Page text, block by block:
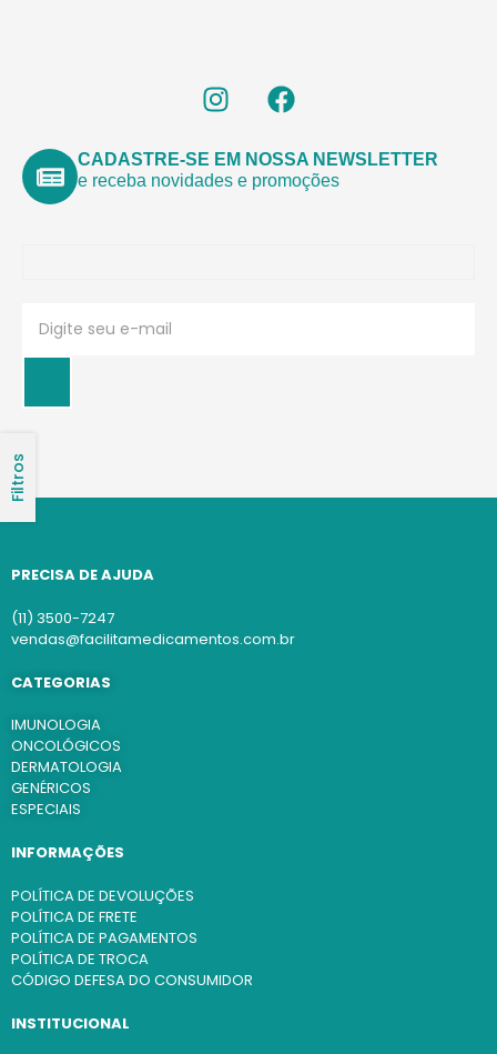
Filtros
CADASTRE-SE EM NOSSA NEWSLETTER
e receba novidades e promoções
PRECISA DE AJUDA
(11) 3500-7247
vendas@facilitamedicamentos.com.br
CATEGORIAS
IMUNOLOGIA
ONCOLÓGICOS
DERMATOLOGIA
GENÉRICOS
ESPECIAIS
INFORMAÇÕES
POLÍTICA DE DEVOLUÇÕES
POLÍTICA DE FRETE
POLÍTICA DE PAGAMENTOS
POLÍTICA DE TROCA
CÓDIGO DEFESA DO CONSUMIDOR
INSTITUCIONAL